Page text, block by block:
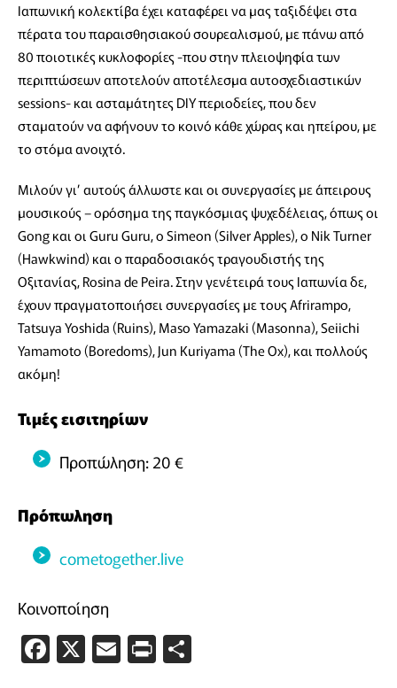
Ιαπωνική κολεκτίβα έχει καταφέρει να μας ταξιδέψει στα
πέρατα του παραισθησιακού σουρεαλισμού, με πάνω από
80 ποιοτικές κυκλοφορίες -που στην πλειοψηφία των
περιπτώσεων αποτελούν αποτέλεσμα αυτοσχεδιαστικών
sessions- και ασταμάτητες DIY περιοδείες, που δεν
σταματούν να αφήνουν το κοινό κάθε χώρας και ηπείρου, με
το στόμα ανοιχτό.
Μιλούν γι’ αυτούς άλλωστε και οι συνεργασίες με άπειρους
μουσικούς – ορόσημα της παγκόσμιας ψυχεδέλειας, όπως οι
Gong και οι Guru Guru, ο Simeon (Silver Apples), ο Nik Turner
(Hawkwind) και ο παραδοσιακός τραγουδιστής της
Οξιτανίας, Rosina de Peira. Στην γενέτειρά τους Ιαπωνία δε,
έχουν πραγματοποιήσει συνεργασίες με τους Afrirampo,
Tatsuya Yoshida (Ruins), Maso Yamazaki (Masonna), Seiichi
Yamamoto (Boredoms), Jun Kuriyama (The Ox), και πολλούς
ακόμη!
Τιμές εισιτηρίων
Προπώληση: 20 €
Πρόπωληση
cometogether.live
Κοινοποίηση
Facebook
X EmailPrintFriendly